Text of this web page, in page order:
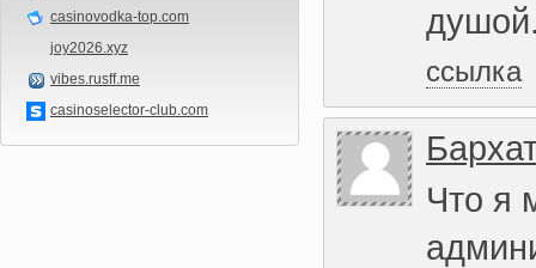
casinovodka-top.com
joy2026.xyz
vibes.rusff.me
casinoselector-club.com
ссылка
Что я